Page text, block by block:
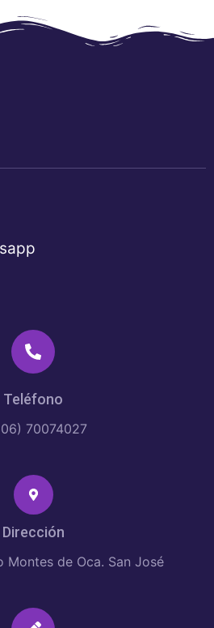
Teléfono
70074027
Dirección
Montes de Oca. San José